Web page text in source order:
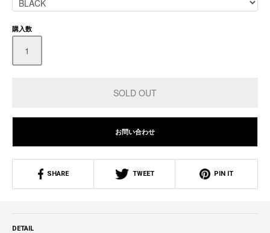
購入数
お問い合わせ
SHARE TWEET PIN IT
DETAIL